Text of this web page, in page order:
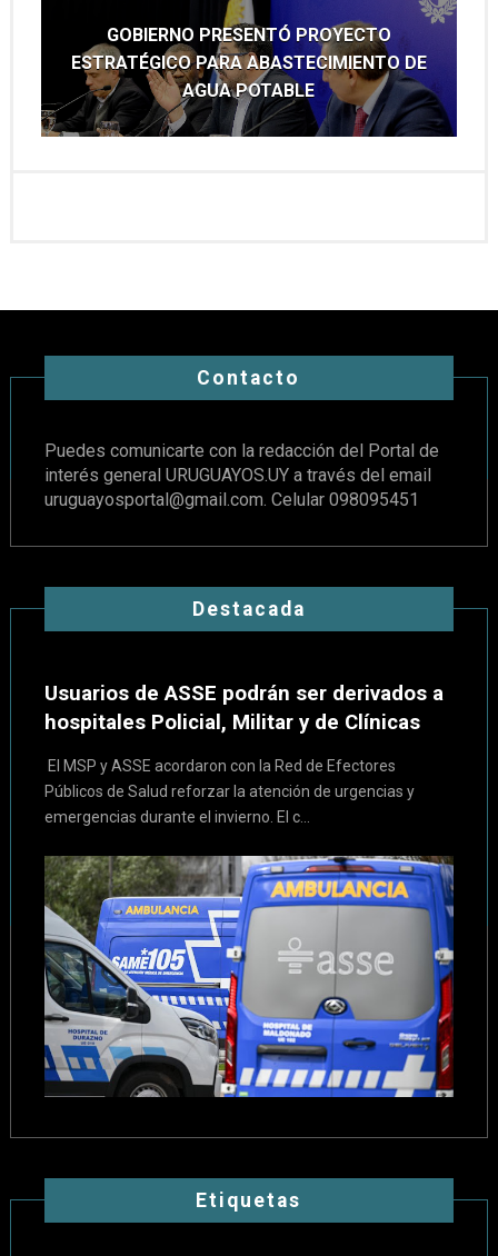
GOBIERNO PRESENTÓ PROYECTO
ESTRATÉGICO PARA ABASTECIMIENTO DE
AGUA POTABLE
Contacto
Puedes comunicarte con la redacción del Portal de
interés general URUGUAYOS.UY a través del email
uruguayosportal@gmail.com. Celular 098095451
Destacada
Usuarios de ASSE podrán ser derivados a
hospitales Policial, Militar y de Clínicas
El MSP y ASSE acordaron con la Red de Efectores
Públicos de Salud reforzar la atención de urgencias y
emergencias durante el invierno. El c...
Etiquetas